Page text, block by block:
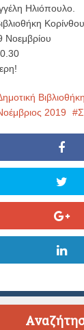
Ηλιόπουλο.
Νοεμβρίου
2019